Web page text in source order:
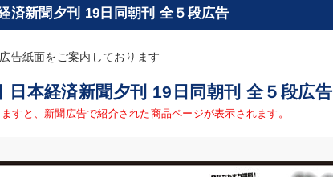
済新聞夕刊 19日同朝刊 全５段広告
告紙面をご案内しております
日本経済新聞夕刊 19日同朝刊 全５段広告
すと、新聞広告で紹介された商品ページが表示されます。